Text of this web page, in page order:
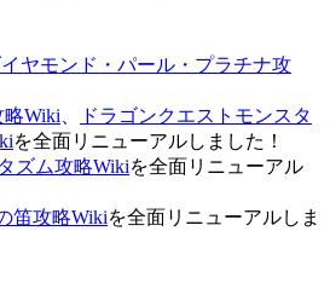
ヤモンド・パール・プラチナ攻
略Wiki
ドラゴンクエストモンスタ
を全面リニューアルしました！
ズム攻略Wikiを全面リニューアル
笛攻略Wikiを全面リニューアルしま